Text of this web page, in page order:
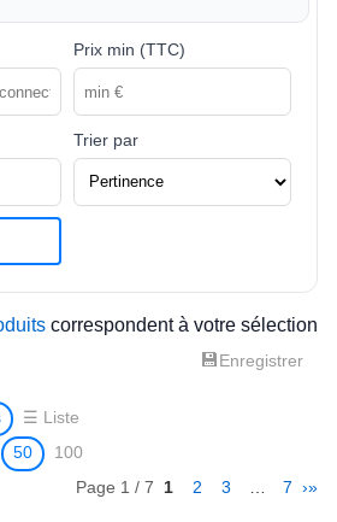
Prix min (TTC)
Trier par
correspondent à votre sélection
💾Enregistrer
☰ Liste
50 100
Page 1 / 7 1 2 3 7 ›»